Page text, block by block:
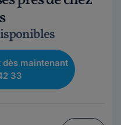
maintenant
33